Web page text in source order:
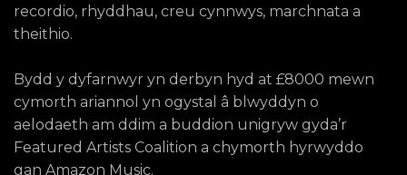
recordio, rhyddhau, creu cynnwys, marchnata a
theithio.
Bydd y dyfarnwyr yn derbyn hyd at £8000 mewn
cymorth ariannol yn ogystal â blwyddyn o
aelodaeth am ddim a buddion unigryw gyda’r
Featured Artists Coalition a chymorth hyrwyddo
gan Amazon Music.